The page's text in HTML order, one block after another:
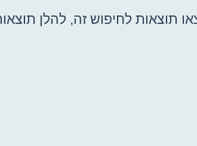
תוצאות לחיפוש זה, להלן